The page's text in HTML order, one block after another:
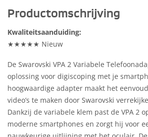
Productomschrijving
Kwaliteitsaanduiding:
★★★★★ Nieuw
De Swarovski VPA 2 Variabele
oplossing voor digiscoping met je
hoogwaardige adapter maakt het
video’s te maken door Swarovski
Dankzij de variabele klem past de VPA 2
moderne smartphones en zorgt hij voor